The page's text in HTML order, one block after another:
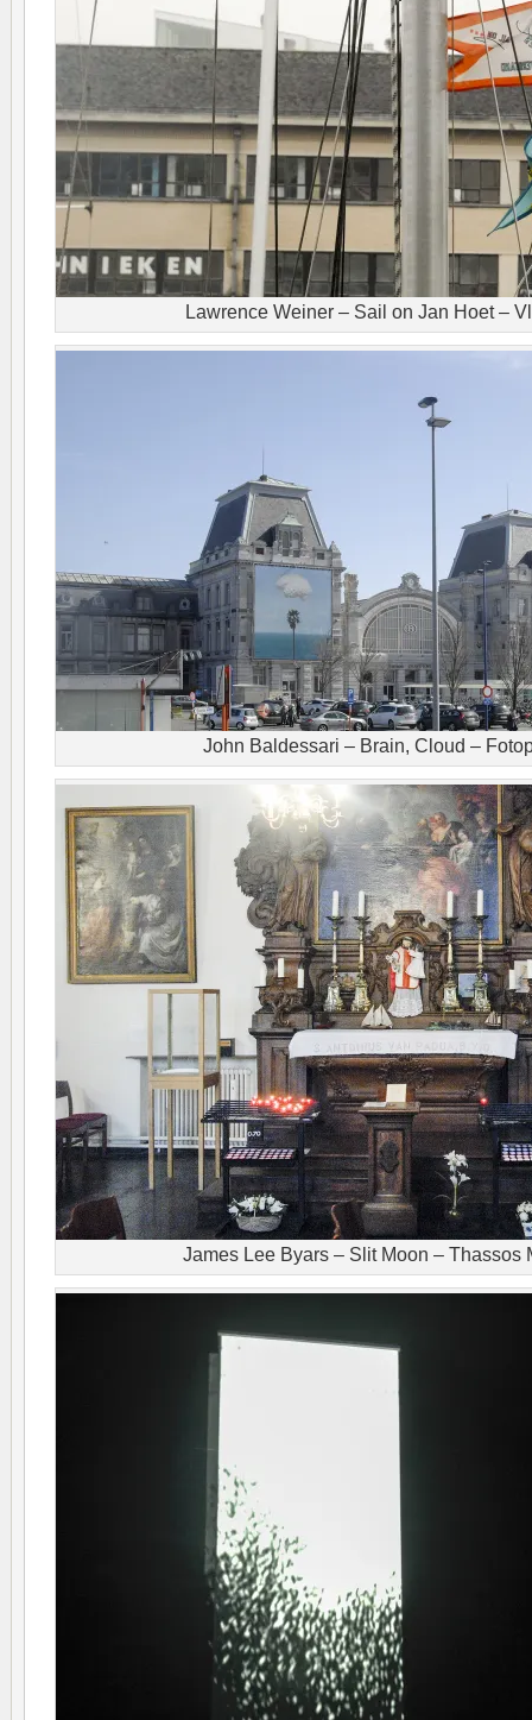
Lawrence Weiner – Sail on Jan Hoet –
John Baldessari – Brain, Cloud –
James Lee Byars – Slit Moon – Thassos